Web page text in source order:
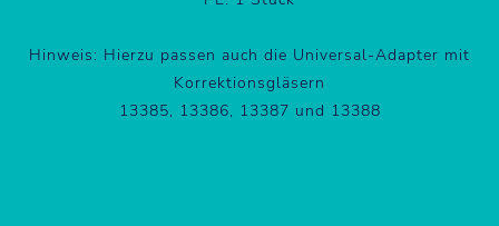
Hinweis: Hierzu passen auch die Universal-Adapter mit
Korrektionsgläsern
13385, 13386, 13387 und 13388